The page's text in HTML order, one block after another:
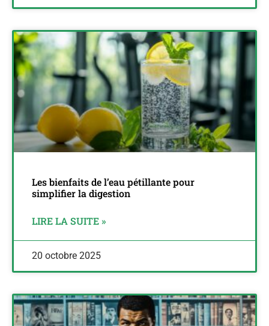
Les bienfaits de l’eau pétillante pour
simplifier la digestion
LIRE LA SUITE »
20 octobre 2025